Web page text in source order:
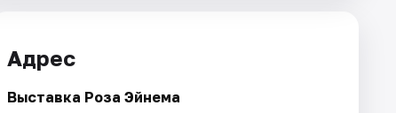
Адрес
Выставка Роза Эйнема